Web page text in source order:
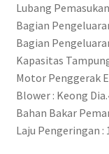
Lubang
Bagian
Bagian
Kapasitas
Motor Penggerak
Blower : Keong
Bahan Bakar
Laju Pengeringan :